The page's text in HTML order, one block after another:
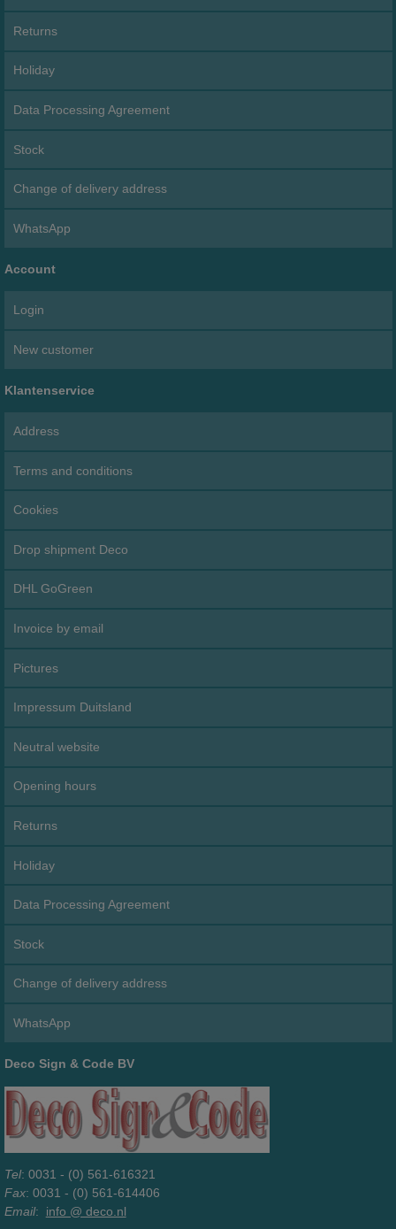
Returns
Holiday
Data Processing Agreement
Stock
Change of delivery address
WhatsApp
Account
Login
New customer
Klantenservice
Address
Terms and conditions
Cookies
Drop shipment Deco
DHL GoGreen
Invoice by email
Pictures
Impressum Duitsland
Neutral website
Opening hours
Returns
Holiday
Data Processing Agreement
Stock
Change of delivery address
WhatsApp
Deco Sign & Code BV
Tel: 0031 - (0) 561-616321
Fax: 0031 - (0) 561-614406
Email: info @ deco.nl